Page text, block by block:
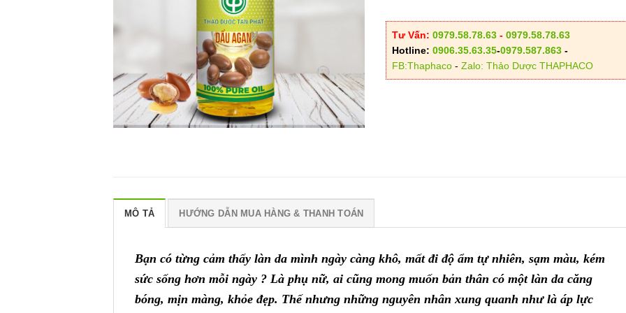
Tư Vấn: 0979.58.78.63- 0979.58.78.63
Hotline: 0906.35.63.35-0979.587.863-
FB:Thaphaco- Zalo: Thảo Dược THAPHACO
MÔ TẢ HƯỚNG DẪN MUA HÀNG & THANH TOÁN
Bạn có từng cảm thấy làn da mình ngày càng khô, mất đi độ ẩm tự nhiên, sạm màu, kém
sức sống hơn mỗi ngày ? Là phụ nữ, ai cũng mong muốn bản thân có một làn da căng
bóng, mịn màng, khỏe đẹp. Thế nhưng những nguyên nhân xung quanh như là áp lực